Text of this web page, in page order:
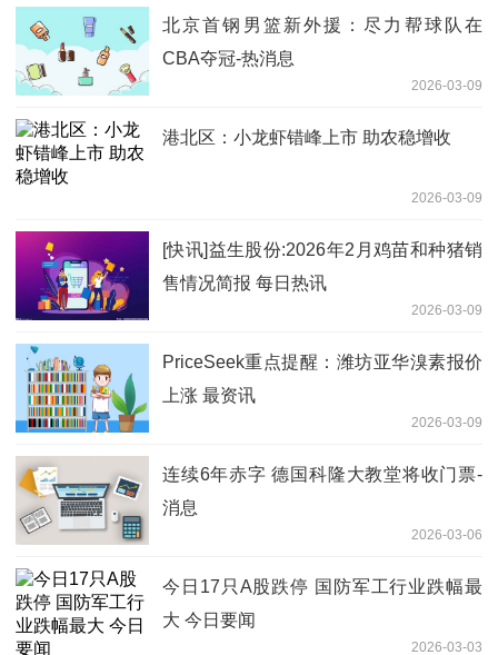
北京首钢男篮新外援：尽力帮球队在
CBA夺冠-热消息
2026-03-09
港北区：小龙虾错峰上市 助农稳增收
2026-03-09
[快讯]益生股份:2026年2月鸡苗和种猪销
售情况简报 每日热讯
2026-03-09
PriceSeek重点提醒：潍坊亚华溴素报价
上涨 最资讯
2026-03-09
连续6年赤字 德国科隆大教堂将收门票-
消息
2026-03-06
今日17只A股跌停 国防军工行业跌幅最
大 今日要闻
2026-03-03